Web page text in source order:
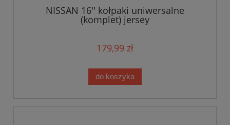
NISSAN 16'' kołpaki uniwersalne
(komplet) jersey
179,99 zł
do koszyka